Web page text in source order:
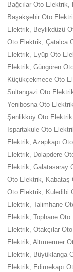
Bağcılar Oto
Başakşehir Oto
Elektrik, Beylikdüzü
Oto Elektrik, Çatalca
Elektrik, Eyüp Oto
Elektrik, Güngören
Küçükçekmece Oto
Sultangazi Oto
Yenibosna Oto
Şenlikköy Oto
Ispartakule Oto
Elektrik, Azapkapı
Elektrik, Dolapdere
Elektrik, Galatasaray
Oto Elektrik, Kabataş
Oto Elektrik, Kuledibi
Elektrik, Talimhane
Elektrik, Tophane
Elektrik, Otakçılar
Elektrik, Altımermer
Elektrik, Büyüklanga
Elektrik, Edirnekapı